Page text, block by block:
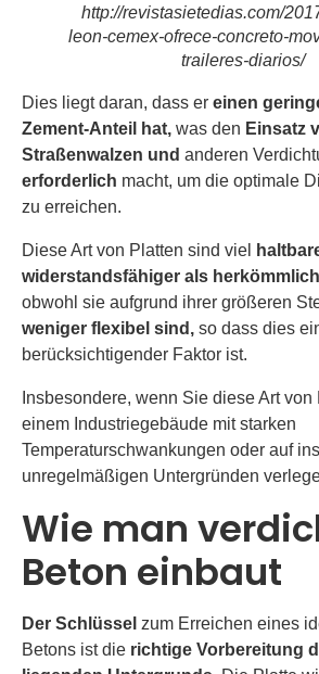
http://revistasietedias.com/
leon-cemex-ofrece-concreto-
traileres-diarios/
Dies liegt daran, dass er einen
Zement-Anteil hat, was den Einsatz
Straßenwalzen und anderen
erforderlich macht, um die optimale
zu erreichen.
Diese Art von Platten sind viel
widerstandsfähiger als
obwohl sie aufgrund ihrer größeren
weniger flexibel sind, so dass dies
berücksichtigender Faktor ist.
Insbesondere, wenn Sie diese Art
einem Industriegebäude mit starken
Temperaturschwankungen oder auf
unregelmäßigen Untergründen
Wie man
Beton einbaut
Der Schlüssel zum Erreichen eines
Betons ist die richtige Vorbereitung